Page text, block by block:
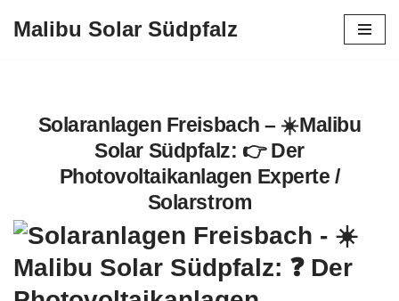
Malibu Solar Südpfalz
Solaranlagen Freisbach – ☀️Malibu
Solar Südpfalz: 👉 Der
Photovoltaikanlagen Experte /
Solarstrom